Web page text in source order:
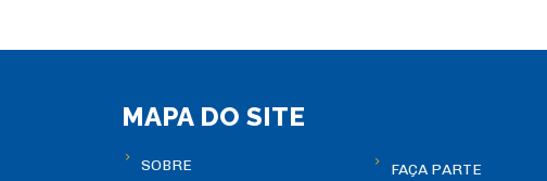
MAPA DO SITE
SOBRE
FAÇA PARTE